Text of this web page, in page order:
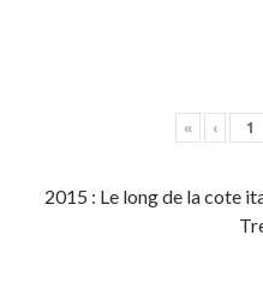
« ‹
2015 : Le long de la cote